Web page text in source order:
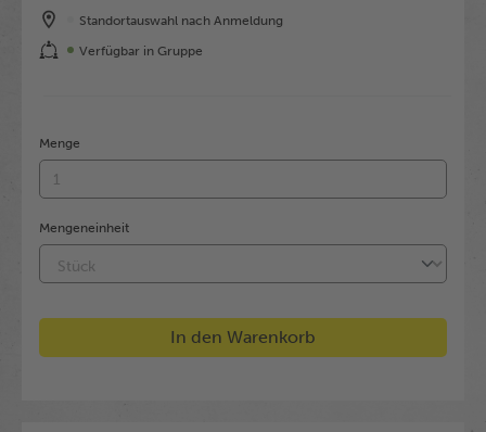
Standortauswahl nach Anmeldung
Verfügbar in Gruppe
Menge
Mengeneinheit
In den Warenkorb